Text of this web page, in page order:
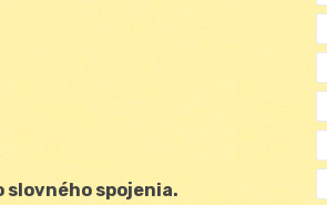
slovného spojenia.